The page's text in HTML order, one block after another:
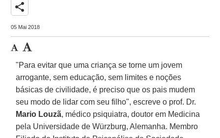
share
05 Mai 2018
"Para evitar que uma criança se torne um jovem
arrogante, sem educação, sem limites e noções
básicas de civilidade, é preciso que os pais mudem
seu modo de lidar com seu filho", escreve o prof. Dr.
Mario Louzã, médico psiquiatra, doutor em Medicina
pela Universidade de Würzburg, Alemanha. Membro